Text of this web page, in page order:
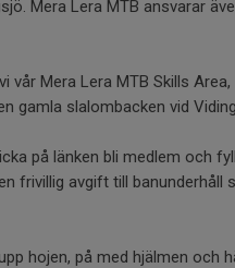
Mera Lera MTB ansvarar
vår Mera Lera MTB Skills
gamla slalombacken vid
på länken bli medlem och
frivillig avgift till banunderhåll
hojen, på med hjälmen och